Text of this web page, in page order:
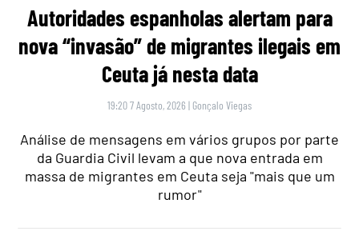
Autoridades espanholas alertam para
nova “invasão” de migrantes ilegais em
Ceuta já nesta data
19:20 7 Agosto, 2026 | Gonçalo Viegas
Análise de mensagens em vários grupos por parte
da Guardia Civil levam a que nova entrada em
massa de migrantes em Ceuta seja "mais que um
rumor"